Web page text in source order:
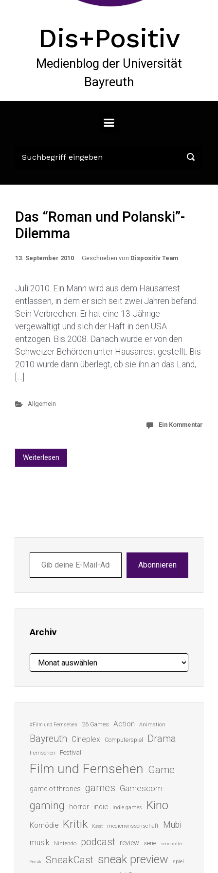
Dis+Positiv
Medienblog der Universität
Bayreuth
Das “Roman und Polanski”-
Dilemma
13. September 2010 Geschrieben von Dispositiv Team
Juli 2010. Ein Mann wird aus dem Hausarrest
entlassen, in dem er sich seit zwei Jahren befand.
Sein Verbrechen: Er hat eine 13-Jährige
vergewaltigt und sich der Haft in den USA
entzogen. Bis 2008. Danach wurde er von den
Schweizer Behörden unter Hausarrest gestellt. Bis
2010 wurde dann überlegt, ob sie ihn an das Land,
[…]
Allgemein
Ein Kommentar
Weiterlesen
deine
E-
ein ...
Abonnieren
Archiv
Archiv
#Film und Fernsehen 26 Games Action Animation
Bayreuth Cineplex Computerspiel Drama
Fernsehen Festival
Film und Fernsehen Game
game of thrones games Gamescom
gaming horror indie Indie games Kino
Komödie Kritik Kunst medienwissenschaft Mubi
musik Nintendo podcast review serie serienkiller
Sneak SneakCast sneak preview spiel